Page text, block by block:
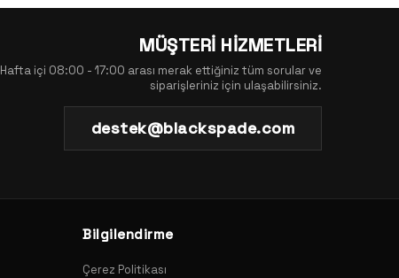
MÜŞTERİ HİZMETLERİ
Hafta içi 08:00 - 17:00 arası merak ettiğiniz tüm sorular ve
siparişleriniz için ulaşabilirsiniz.
destek@blackspade.com
Bilgilendirme
Çerez Politikası